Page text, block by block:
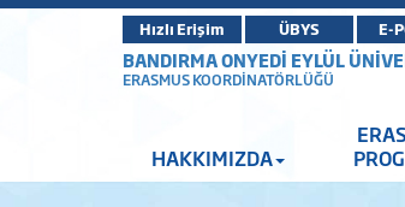
Hızlı Erişim ÜBYS E-
BANDIRMA ONYEDİ EYLÜL
ERASMUS KOORDİNATÖRLÜĞÜ
HAKKIMIZDA